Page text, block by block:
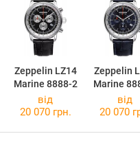
Zeppelin LZ14
Marine 8888-2
Zeppelin
Marine
від
20 070 грн.
від
20 070